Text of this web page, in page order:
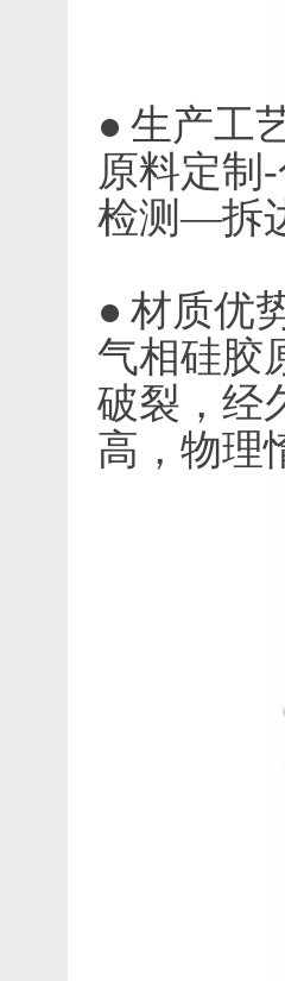
● 生产工
原料定
检测—拆
● 材质优
气相硅胶
破裂，经
高，物理